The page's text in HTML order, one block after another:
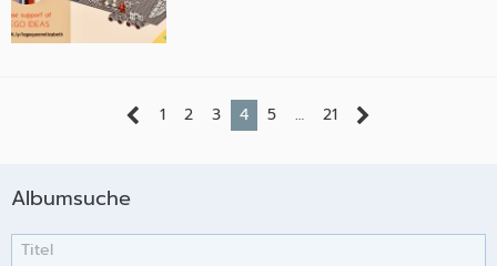
1 2 3 4 5 … 21
Albumsuche